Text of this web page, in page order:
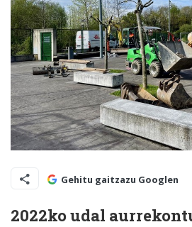
Gehitu gaitzazu Googlen
2022ko udal